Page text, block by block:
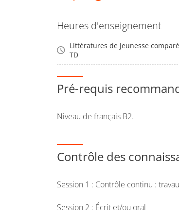
papier ou dématérialisées,
Découverte des
jeunesse.
Heures d'enseignement
Littératures de jeunesse
TD
Pré-requis
Niveau de français B2.
Contrôle des
Session 1 : Contrôle continu :
Session 2 : Écrit et/ou oral